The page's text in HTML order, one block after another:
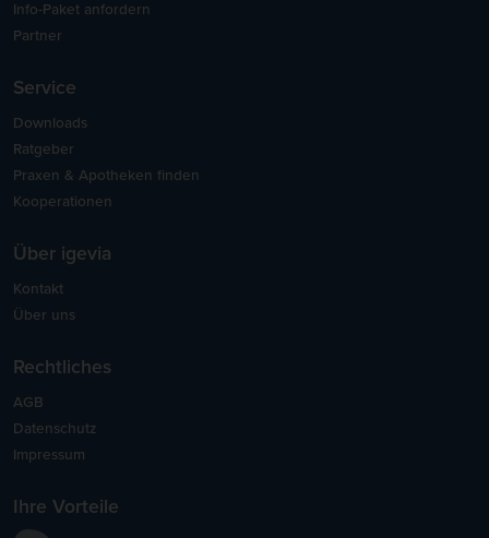
Info-Paket anfordern
Partner
Service
Downloads
Ratgeber
Praxen & Apotheken finden
Kooperationen
Über igevia
Kontakt
Über uns
Rechtliches
AGB
Datenschutz
Impressum
Ihre Vorteile